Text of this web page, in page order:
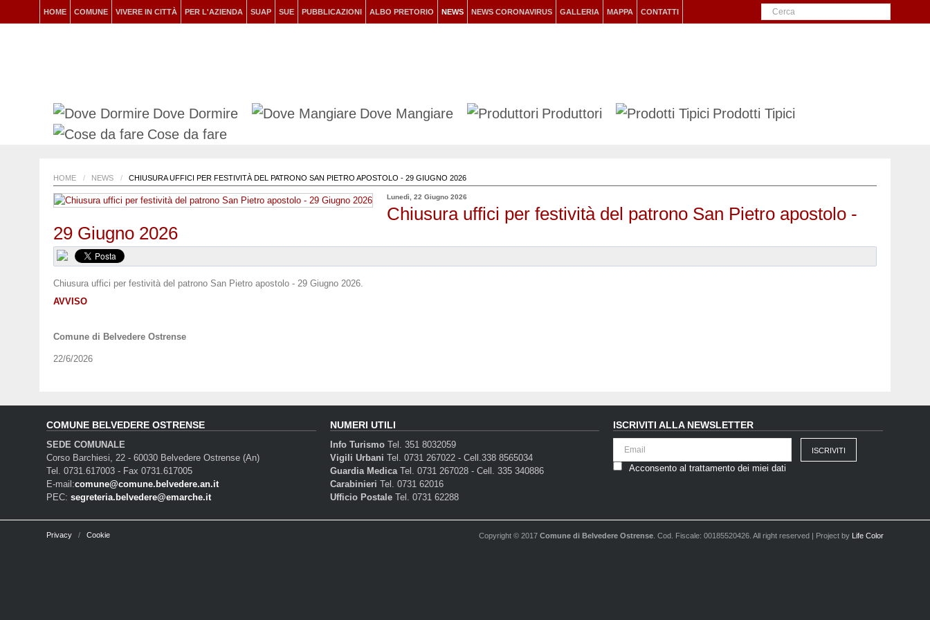
HOME COMUNE VIVERE IN CITTÀ PER L'AZIENDA SUAP SUE PUBBLICAZIONI ALBO PRETORIO NEWS NEWS CORONAVIRUS GALLERIA MAPPA CONTATTI
Dove Dormire Dove Mangiare Produttori
Prodotti Tipici
Cose da fare
HOME / NEWS / CHIUSURA UFFICI PER FESTIVITÀ DEL PATRONO SAN PIETRO APOSTOLO - 29 GIUGNO 2026
Lunedì, 22 Giugno 2026
Chiusura uffici per festività del patrono San Pietro apostolo -
29 Giugno 2026
Chiusura uffici per festività del patrono San Pietro apostolo - 29 Giugno 2026.
AVVISO
Comune di Belvedere Ostrense
22/6/2026
COMUNE BELVEDERE OSTRENSE
SEDE COMUNALE
Corso Barchiesi, 22 - 60030 Belvedere Ostrense (An)
Tel. 0731.617003 - Fax 0731.617005
E-mail:comune@comune.belvedere.an.it
PEC: segreteria.belvedere@emarche.it
NUMERI UTILI
Info TurismoTel. 351 8032059
Vigili Urbani Tel. 0731 267022 - Cell.338 8565034
Guardia MedicaTel. 0731 267028 - Cell. 335 340886
Carabinieri Tel. 0731 62016
Ufficio PostaleTel. 0731 62288
ISCRIVITI ALLA NEWSLETTER
Acconsento al trattamento dei miei dati
Privacy Cookie Copyright © 2017 Comune di Belvedere Ostrense . Cod. Fiscale: 00185520426. All right reserved | Project by Life Color